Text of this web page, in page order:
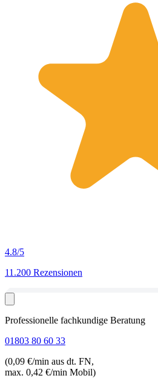
4.8/5
11.200 Rezensionen
Professionelle fachkundige Beratung
01803 80 60 33
(0,09 €/min aus dt. FN,
max. 0,42 €/min Mobil)